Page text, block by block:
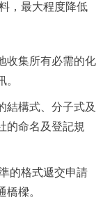
，最大程度降低
收集所有必需的化
結構式、分子式及
的命名及登記規
的格式遞交申請
樑。